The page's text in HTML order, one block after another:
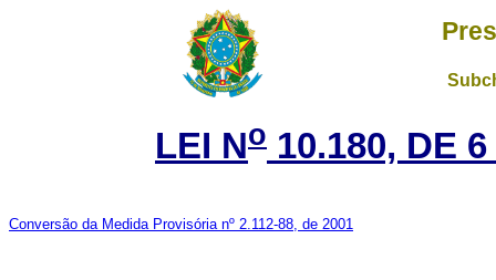
LEI No 10.180, DE
Conversão da Medida Provisória nº 2.112-88, de 2001